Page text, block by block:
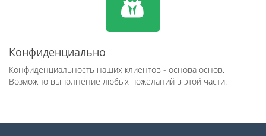
Конфиденциально
Конфиденциальность наших клиентов - основа основ.
Возможно выполнение любых пожеланий в этой части.